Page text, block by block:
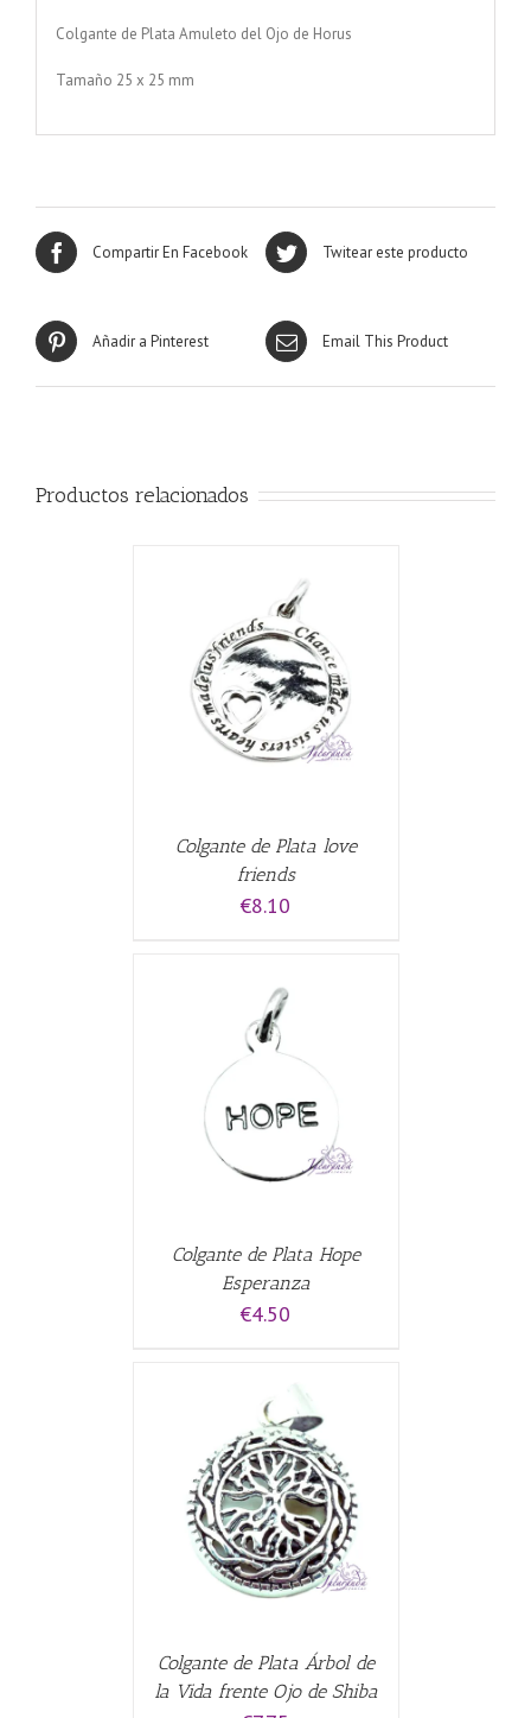
Colgante de Plata Amuleto del Ojo de Horus
Tamaño 25 x 25 mm
Compartir En Facebook Twitear este producto
Añadir a Pinterest Email This Product
Productos relacionados
Colgante de Plata love
friends
€8.10
Colgante de Plata Hope
Esperanza
€4.50
Colgante de Plata Árbol de
la Vida frente Ojo de Shiba